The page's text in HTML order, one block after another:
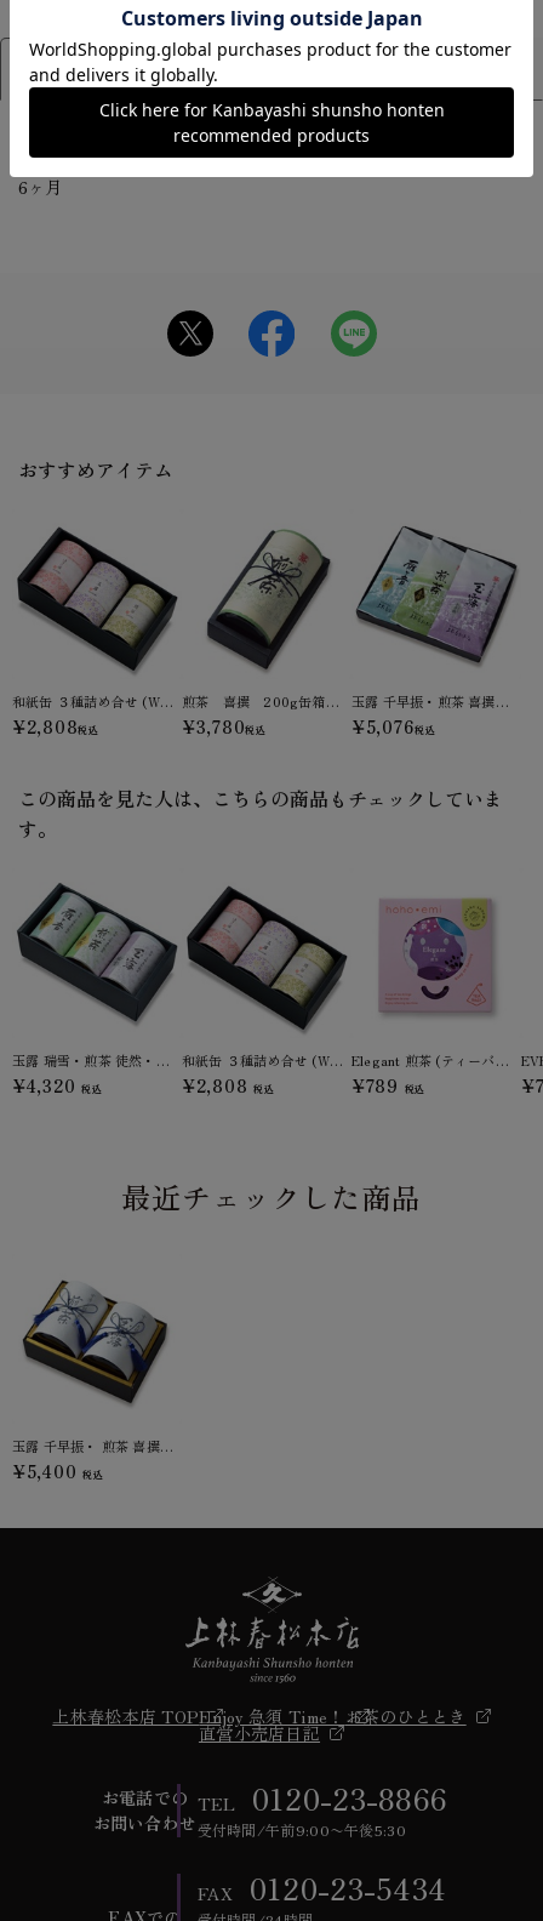
アイテム詳細
[賞味期限]
6ヶ月
おすすめアイテム
和紙缶 ３種詰め合せ (WK-26)
¥2,808税込
煎茶 喜撰 200g缶箱入り(F1-35)
¥3,780税込
玉露 千早振・煎茶 喜撰・雁ヶ音 玉簾 100g平袋箱入 (HFK10-47)
¥5,076税込
この商品を見た人は、こちらの商品もチェックしていま
す。
玉露 瑞雪・煎茶 徒然・雁ヶ音 白鷹 100g缶詰箱入 (CH-40)
¥4,320 税込
和紙缶 ３種詰め合せ (WK-26)
¥2,808 税込
Elegant 煎茶 (ティーバッグ)
¥789 税込
最近チェックした商品
玉露 千早振・ 煎茶 喜撰 140g缶箱入り (B2-50)
¥5,400 税込
上林春松本店 TOPEnjoy 急須 Time！ お茶のひととき
直営小売店日記
お電話での
お問い合わせ
TEL 0120-23-8866
受付時間/午前9:00〜午後5:30
FAX 0120-23-5434